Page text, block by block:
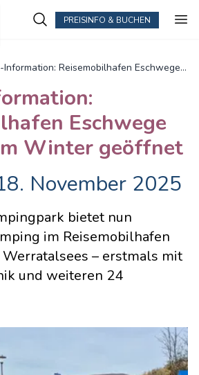
PREISINFO & BUCHEN
Information: Reisemobilhafen Eschwege
Eschwege
Winter geöffnet
November 2025
bietet nun
im Reisemobilhafen
Werratalsees – erstmals mit
und weiteren 24